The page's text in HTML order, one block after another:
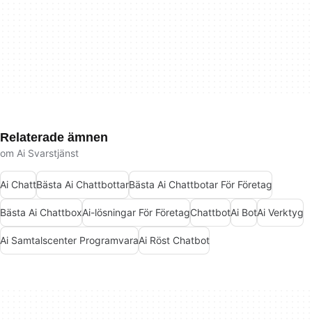
Relaterade ämnen
om Ai Svarstjänst
Ai ChattBästa Ai ChattbottarBästa Ai Chattbotar För Företag
Bästa Ai ChattboxAi-lösningar För FöretagChattbotAi BotAi Verktyg
Ai Samtalscenter ProgramvaraAi Röst Chatbot